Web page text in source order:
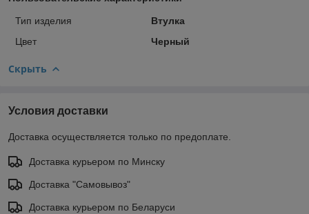
Тип изделия
Втулка
Цвет
Черный
Скрыть
Условия доставки
Доставка осуществляется только по предоплате.
Доставка курьером по Минску
Доставка "Самовывоз"
Доставка курьером по Беларуси